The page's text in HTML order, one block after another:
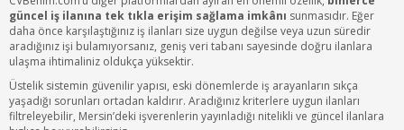
güncel iş ilanına tek tıkla erişim sağlama imkânı sunmasıdır. Eğer
daha önce karşılaştığınız iş ilanları size uygun değilse veya uzun süredir
aradığınız işi bulamıyorsanız, geniş veri tabanı sayesinde doğru ilanlara
ulaşma ihtimaliniz oldukça yüksektir.
Üstelik sistemin güvenilir yapısı, eski dönemlerde iş arayanların sıkça
yaşadığı sorunları ortadan kaldırır. Aradığınız kriterlere uygun ilanları
filtreleyebilir, Mersin’deki işverenlerin yayınladığı nitelikli ve güncel ilanlara